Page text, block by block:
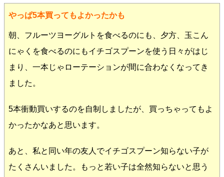
やっぱ5本買ってもよかったかも
朝、フルーツヨーグルトを食べるのにも、夕方、玉こん
にゃくを食べるのにもイチゴスプーンを使う日々がはじ
まり、一本じゃローテーションが間に合わなくなってき
ました。
5本衝動買いするのを自制しましたが、買っちゃってもよ
かったかなあと思います。
あと、私と同い年の友人でイチゴスプーン知らない子が
たくさんいました。もっと若い子は全然知らないと思う